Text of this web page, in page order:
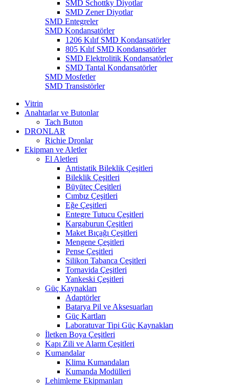
SMD Schottky Diyotlar
SMD Zener Diyotlar
SMD Entegreler
SMD Kondansatörler
1206 Kılıf SMD Kondansatörler
805 Kılıf SMD Kondansatörler
SMD Elektrolitik Kondansatörler
SMD Tantal Kondansatörler
SMD Mosfetler
SMD Transistörler
Vitrin
Anahtarlar ve Butonlar
Tach Buton
DRONLAR
Richie Dronlar
Ekipman ve Aletler
El Aletleri
Antistatik Bileklik Çeşitleri
Bileklik Çeşitleri
Büyüteç Çeşitleri
Cımbız Çeşitleri
Eğe Çeşitleri
Entegre Tutucu Çeşitleri
Kargaburun Çeşitleri
Maket Bıçağı Çeşitleri
Mengene Çeşitleri
Pense Çeşitleri
Silikon Tabanca Çeşitleri
Tornavida Çeşitleri
Yankeski Çeşitleri
Güç Kaynakları
Adaptörler
Batarya Pil ve Aksesuarları
Güç Kartları
Laboratuvar Tipi Güç Kaynakları
İletken Boya Çeşitleri
Kapı Zili ve Alarm Çeşitleri
Kumandalar
Klima Kumandaları
Kumanda Modülleri
Lehimleme Ekipmanları